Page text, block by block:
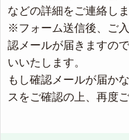
などの詳細をご連絡しま
※フォーム送信後、ご
認メールが届きますの
いいたします。
もし確認メールが届か
スをご確認の上、再度